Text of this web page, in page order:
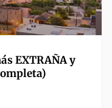
EXTRAÑA y